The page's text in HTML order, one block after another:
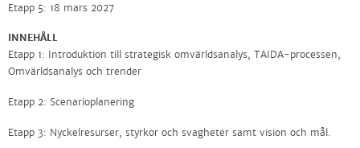
Etapp 5: 18 mars 2027
INNEHÅLL
Etapp 1: Introduktion till strategisk omvärldsanalys, TAIDA-processen,
Omvärldsanalys och trender
Etapp 2: Scenarioplanering
Etapp 3: Nyckelresurser, styrkor och svagheter samt vision och mål.